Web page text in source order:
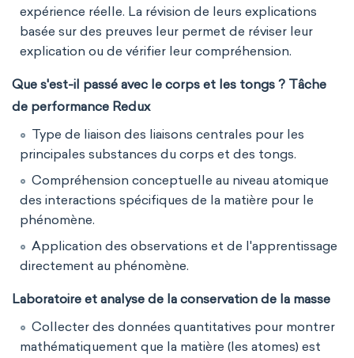
expérience réelle. La révision de leurs explications
basée sur des preuves leur permet de réviser leur
explication ou de vérifier leur compréhension.
Que s'est-il passé avec le corps et les tongs ? Tâche
de performance Redux
Type de liaison des liaisons centrales pour les
principales substances du corps et des tongs.
Compréhension conceptuelle au niveau atomique
des interactions spécifiques de la matière pour le
phénomène.
Application des observations et de l'apprentissage
directement au phénomène.
Laboratoire et analyse de la conservation de la masse
Collecter des données quantitatives pour montrer
mathématiquement que la matière (les atomes) est